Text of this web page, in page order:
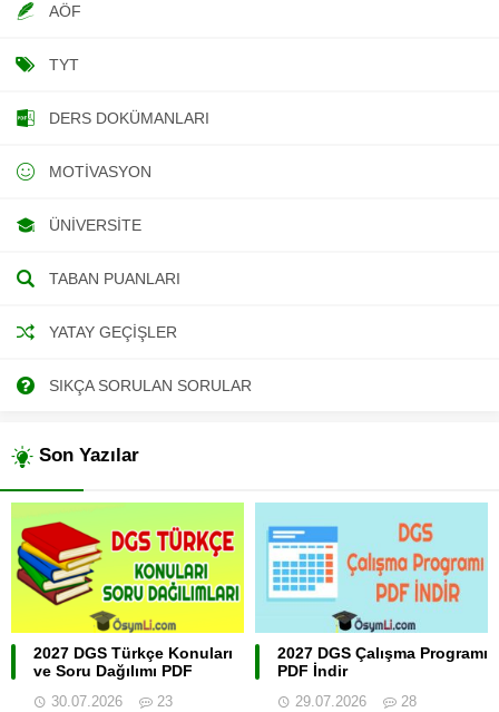
AÖF
TYT
DERS DOKÜMANLARI
MOTIVASYON
ÜNIVERSITE
TABAN PUANLARI
YATAY GEÇIŞLER
SIKÇA SORULAN SORULAR
Son Yazılar
2027 DGS Türkçe Konuları
ve Soru Dağılımı PDF
30.07.2026 23
2027 DGS Çalışma Programı
PDF İndir
29.07.2026 28